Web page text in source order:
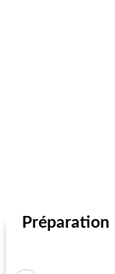
Préparation